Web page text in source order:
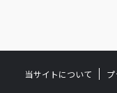
当サイトについて